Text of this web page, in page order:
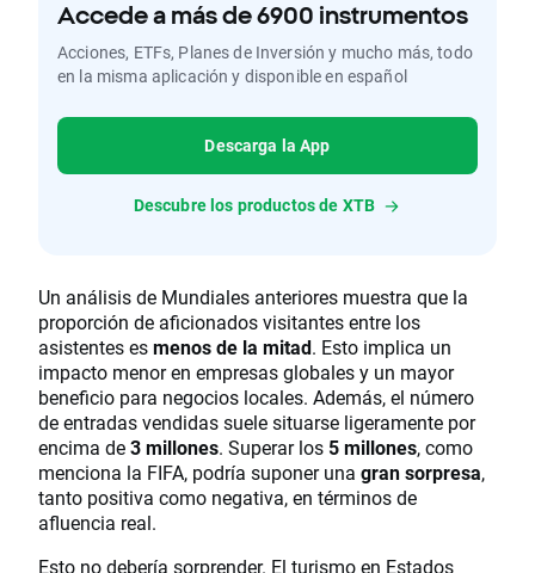
Accede a más de 6900 instrumentos
Acciones, ETFs, Planes de Inversión y mucho más, todo
en la misma aplicación y disponible en español
Descarga la App
Descubre los productos de XTB
Un análisis de Mundiales anteriores muestra que la
proporción de aficionados visitantes entre los
asistentes esmenos de la mitad. Esto implica un
impacto menor en empresas globales y un mayor
beneficio para negocios locales. Además, el número
de entradas vendidas suele situarse ligeramente por
encima de3 millones. Superar los 5 millones, como
menciona la FIFA, podría suponer una gran sorpresa,
tanto positiva como negativa, en términos de
afluencia real.
Esto no debería sorprender. El turismo en Estados